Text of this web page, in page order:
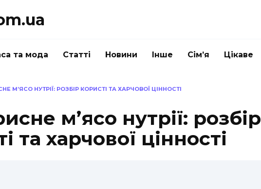
та мода Статті Новини Інше Сім’я Цікаве
М’ЯСО НУТРІЇ: РОЗБІР КОРИСТІ ТА ХАРЧОВОЇ ЦІННОСТІ
м’ясо нутрії: розбір
та харчової цінності